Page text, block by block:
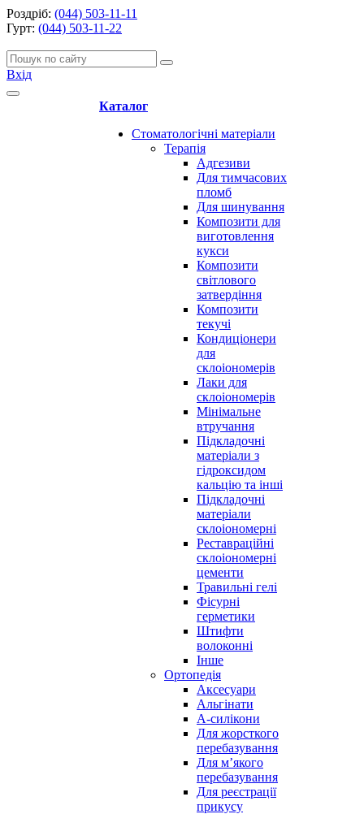
Роздріб: (044) 503-11-11
Гурт: (044) 503-11-22
Вхід
Каталог
Стоматологічні матеріали
Терапія
Адгезиви
Для тимчасових
пломб
Для шинування
Композити для
виготовлення
кукси
Композити
світлового
затвердіння
Композити
текучі
Кондиціонери
для
склоіономерів
Лаки для
склоіономерів
Мінімальне
втручання
Підкладочні
матеріали з
гідроксидом
кальцію та інші
Підкладочні
матеріали
склоіономерні
Реставраційні
склоіономерні
цементи
Травильні гелі
Фісурні
герметики
Штифти
волоконні
Інше
Ортопедія
Аксесуари
Альгінати
А-силікони
Для жорсткого
перебазування
Для м’якого
перебазування
Для реєстрації
прикусу